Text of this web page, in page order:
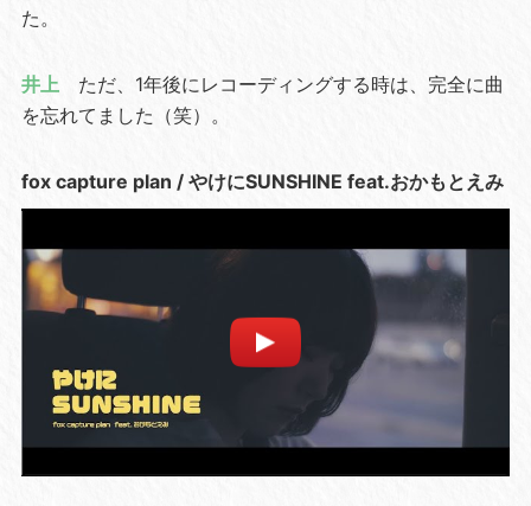
た。
井上
ただ、1年後にレコーディングする時は、完全に曲
を忘れてました（笑）。
fox capture plan / やけにSUNSHINE feat.おかもとえみ